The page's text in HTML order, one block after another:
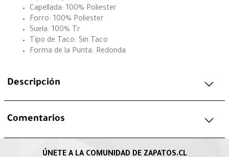
Capellada: 100% Poliester
Forro: 100% Poliester
Suela: 100% Tr
Tipo de Taco: Sin Taco
Forma de la Punta: Redonda
Descripción
Comentarios